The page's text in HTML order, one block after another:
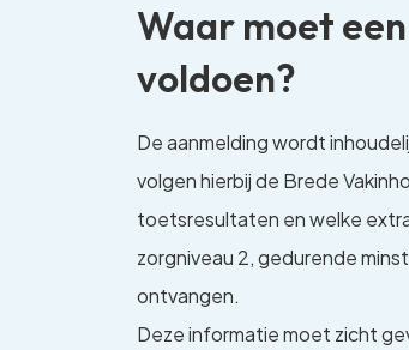
Waar moet
voldoen?
De aanmelding wordt
volgen hierbij de Brede
toetsresultaten en welke
zorgniveau 2, gedurende
ontvangen.
Deze informatie moet zicht